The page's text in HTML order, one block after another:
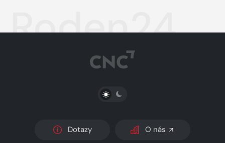
Roden24
PŘEPNOUT SVĚTLÝ/TMAVÝ REŽIM
Dotazy O nás